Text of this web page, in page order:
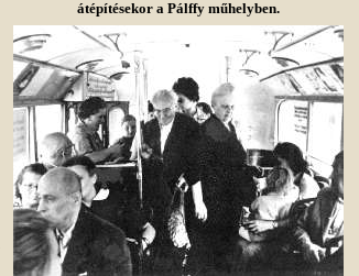
átépítésekor a Pálffy műhelyben.